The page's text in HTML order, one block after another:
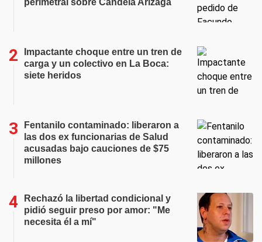
perimetral sobre Candela Arizaga
Impactante choque entre un tren de
carga y un colectivo en La Boca:
siete heridos
Fentanilo contaminado: liberaron a
las dos ex funcionarias de Salud
acusadas bajo cauciones de $75
millones
Rechazó la libertad condicional y
pidió seguir preso por amor: "Me
necesita él a mí"